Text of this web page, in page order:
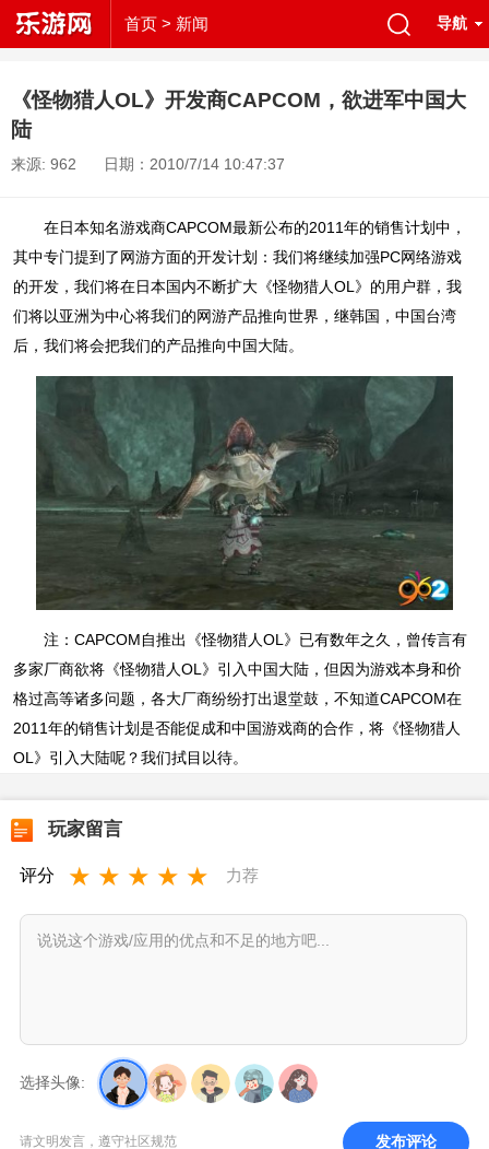
首页 > 新闻 导航
《怪物猎人OL》开发商CAPCOM，欲进军中国大
陆
来源: 962 日期：2010/7/14 10:47:37
在日本知名游戏商CAPCOM最新公布的2011年的销售计划中，
其中专门提到了网游方面的开发计划：我们将继续加强PC网络游戏
的开发，我们将在日本国内不断扩大《怪物猎人OL》的用户群，我
们将以亚洲为中心将我们的网游产品推向世界，继韩国，中国台湾
后，我们将会把我们的产品推向中国大陆。
注：CAPCOM自推出《怪物猎人OL》已有数年之久，曾传言有
多家厂商欲将《怪物猎人OL》引入中国大陆，但因为游戏本身和价
格过高等诸多问题，各大厂商纷纷打出退堂鼓，不知道CAPCOM在
2011年的销售计划是否能促成和中国游戏商的合作，将《怪物猎人
OL》引入大陆呢？我们拭目以待。
玩家留言
评分 ★ ★ ★ ★ ★ 力荐
选择头像:
请文明发言，遵守社区规范 发布评论